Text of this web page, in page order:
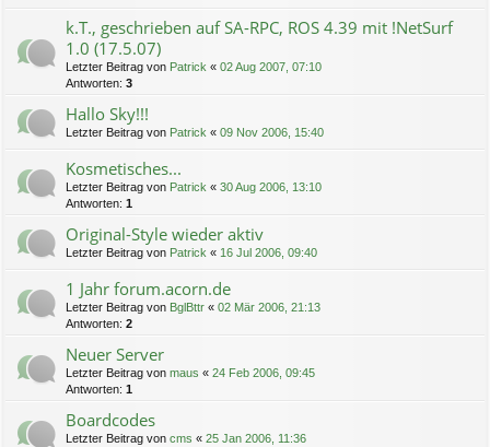
k.T., geschrieben auf SA-RPC, ROS 4.39 mit !NetSurf
1.0 (17.5.07)
Letzter Beitrag von Patrick « 02 Aug 2007, 07:10
Antworten: 3
Hallo Sky!!!
Letzter Beitrag von Patrick « 09 Nov 2006, 15:40
Kosmetisches...
Letzter Beitrag von Patrick « 30 Aug 2006, 13:10
Antworten: 1
Original-Style wieder aktiv
Letzter Beitrag von Patrick « 16 Jul 2006, 09:40
1 Jahr forum.acorn.de
Letzter Beitrag von BglBttr « 02 Mär 2006, 21:13
Antworten: 2
Neuer Server
Letzter Beitrag von maus « 24 Feb 2006, 09:45
Antworten: 1
Boardcodes
Letzter Beitrag von cms « 25 Jan 2006, 11:36